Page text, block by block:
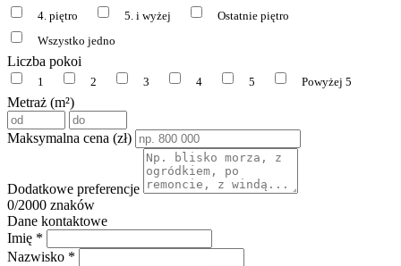
4. piętro
5. i wyżej
Ostatnie piętro
Wszystko jedno
Liczba pokoi
1 2 3 4 5 Powyżej 5
Metraż (m²)
Maksymalna cena (zł)
Dodatkowe preferencje
0/2000 znaków
Dane kontaktowe
Imię *
Nazwisko *